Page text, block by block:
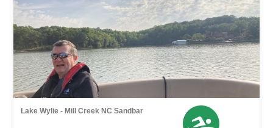
Lake Wylie - Mill Creek NC Sandbar